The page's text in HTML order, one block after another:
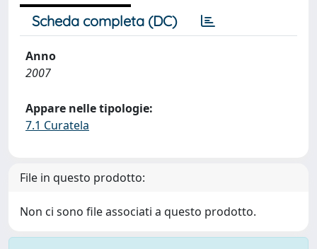
Scheda completa (DC)
Anno
2007
Appare nelle tipologie:
7.1 Curatela
File in questo prodotto:
Non ci sono file associati a questo prodotto.